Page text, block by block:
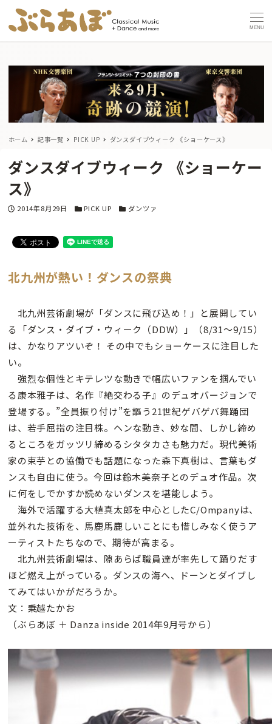
MENU
ホーム 記事一覧 PICK UP ダンスダイブウィーク 《ショーケース》
ダンスダイブウィーク 《ショーケー
ス》
投稿日
2014年8月29日 カテゴリー
PICK UP カテゴリー
ダンツァ
北九州が熱い！ダンスの祭典
北九州芸術劇場が「ダンスに飛び込め！」と展開してい
る「ダンス・ダイブ・ウィーク（DDW）」（8/31〜9/15）
は、かなりアツいぞ！ その中でもショーケースに注目した
い。
強烈な個性とキテレツな動きで幅広いファンを掴んでい
る康本雅子は、名作『絶交わる子』のデュオバージョンで
登場する。”全員振り付け”を謳う21世紀ゲバゲバ舞踊団
は、若手屈指の注目株。ヘンな動き、妙な間、しかし締め
るところをガッツリ締めるシタタカさも魅力だ。現代美術
家の束芋との協働でも話題になった森下真樹は、言葉もダ
ンスも自由に使う。今回は鈴木美奈子とのデュオ作品。次
に何をしでかすか読めないダンスを堪能しよう。
海外で活躍する大植真太郎を中心としたC/Ompanyは、
並外れた技術を、馬鹿馬鹿しいことにも惜しみなく使うア
ーティストたちなので、期待が高まる。
北九州芸術劇場は、隙あらば職員達が率先して踊りだす
ほど燃え上がっている。ダンスの海へ、ドーンとダイブし
てみてはいかがだろうか。
文：乗越たかお
（ぶらあぼ ＋ Danza inside 2014年9月号から）